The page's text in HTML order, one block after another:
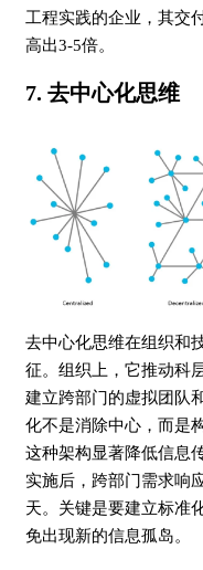
工程实践的企业，其交
高出3-5倍。
7. 去中心化思维
去中心化思维在组织和
征。组织上，它推动科
建立跨部门的虚拟团队
化不是消除中心，而是
这种架构显著降低信息
实施后，跨部门需求响
天。关键是要建立标准
免出现新的信息孤岛。